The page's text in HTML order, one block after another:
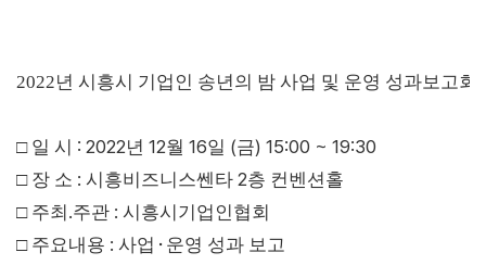
2022년 시흥시 기업인 송년의 밤 사업 및 운영 성과보고회
□ 일 시 : 2022년 12월 16일 (금) 15:00 ~ 19:30
□ 장 소 : 시흥비즈니스쎈타 2층 컨벤션홀
□ 주최 .주관 : 시흥시기업인협회
□ 주요내용 : 사업 ⬝ 운영 성과 보고